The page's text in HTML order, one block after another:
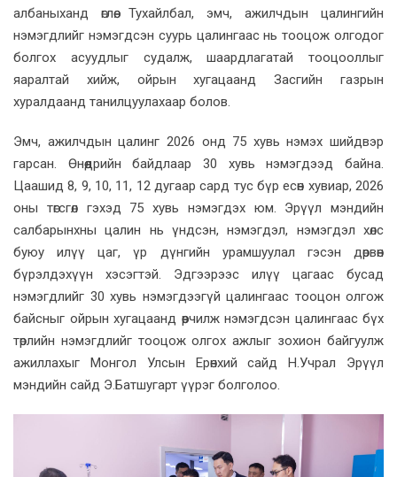
албаныханд өглөө. Тухайлбал, эмч, ажилчдын цалингийн
нэмэгдлийг нэмэгдсэн суурь цалингаас нь тооцож олгодог
болгох асуудлыг судалж, шаардлагатай тооцооллыг
яаралтай хийж, ойрын хугацаанд Засгийн газрын
хуралдаанд танилцуулахаар болов.
Эмч, ажилчдын цалинг 2026 онд 75 хувь нэмэх шийдвэр
гарсан. Өнөөдрийн байдлаар 30 хувь нэмэгдээд байна.
Цаашид 8, 9, 10, 11, 12 дугаар сард тус бүр есөн хувиар, 2026
оны төгсгөл гэхэд 75 хувь нэмэгдэх юм. Эрүүл мэндийн
салбарынхны цалин нь үндсэн, нэмэгдэл, нэмэгдэл хөлс
буюу илүү цаг, үр дүнгийн урамшуулал гэсэн дөрвөн
бүрэлдэхүүн хэсэгтэй. Эдгээрээс илүү цагаас бусад
нэмэгдлийг 30 хувь нэмэгдээгүй цалингаас тооцон олгож
байсныг ойрын хугацаанд өөрчилж нэмэгдсэн цалингаас бүх
төрлийн нэмэгдлийг тооцож олгох ажлыг зохион байгуулж
ажиллахыг Монгол Улсын Ерөнхий сайд Н.Учрал Эрүүл
мэндийн сайд Э.Батшугарт үүрэг болголоо.